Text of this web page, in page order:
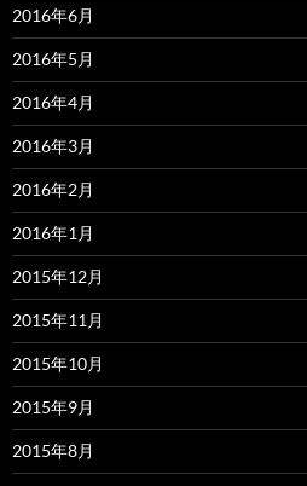
2016年6月
2016年5月
2016年4月
2016年3月
2016年2月
2016年1月
2015年12月
2015年11月
2015年10月
2015年9月
2015年8月